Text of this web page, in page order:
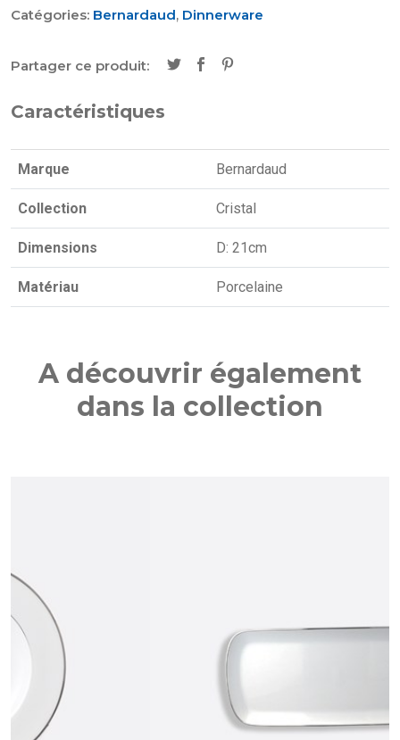
Catégories: Bernardaud, Dinnerware
Partager ce produit:
Caractéristiques
Marque Bernardaud
Collection Cristal
Dimensions D: 21cm
Matériau Porcelaine
A découvrir également
dans la collection